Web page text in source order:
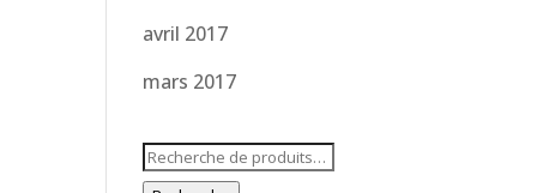
avril 2017
mars 2017
Recherche